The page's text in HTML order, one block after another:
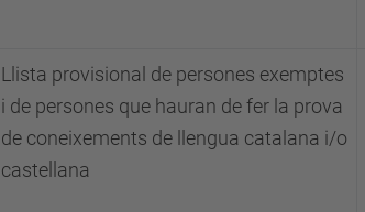
Llista provisional de persones exemptes
i de persones que hauran de fer la prova
de coneixements de llengua catalana i/o
castellana